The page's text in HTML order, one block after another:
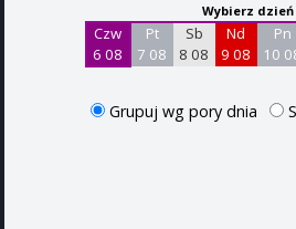
Wybierz dzień
Czw
6 08
Pt
7 08
Sb
8 08
Nd
9 08
Pn
10
Grupuj wg pory dnia